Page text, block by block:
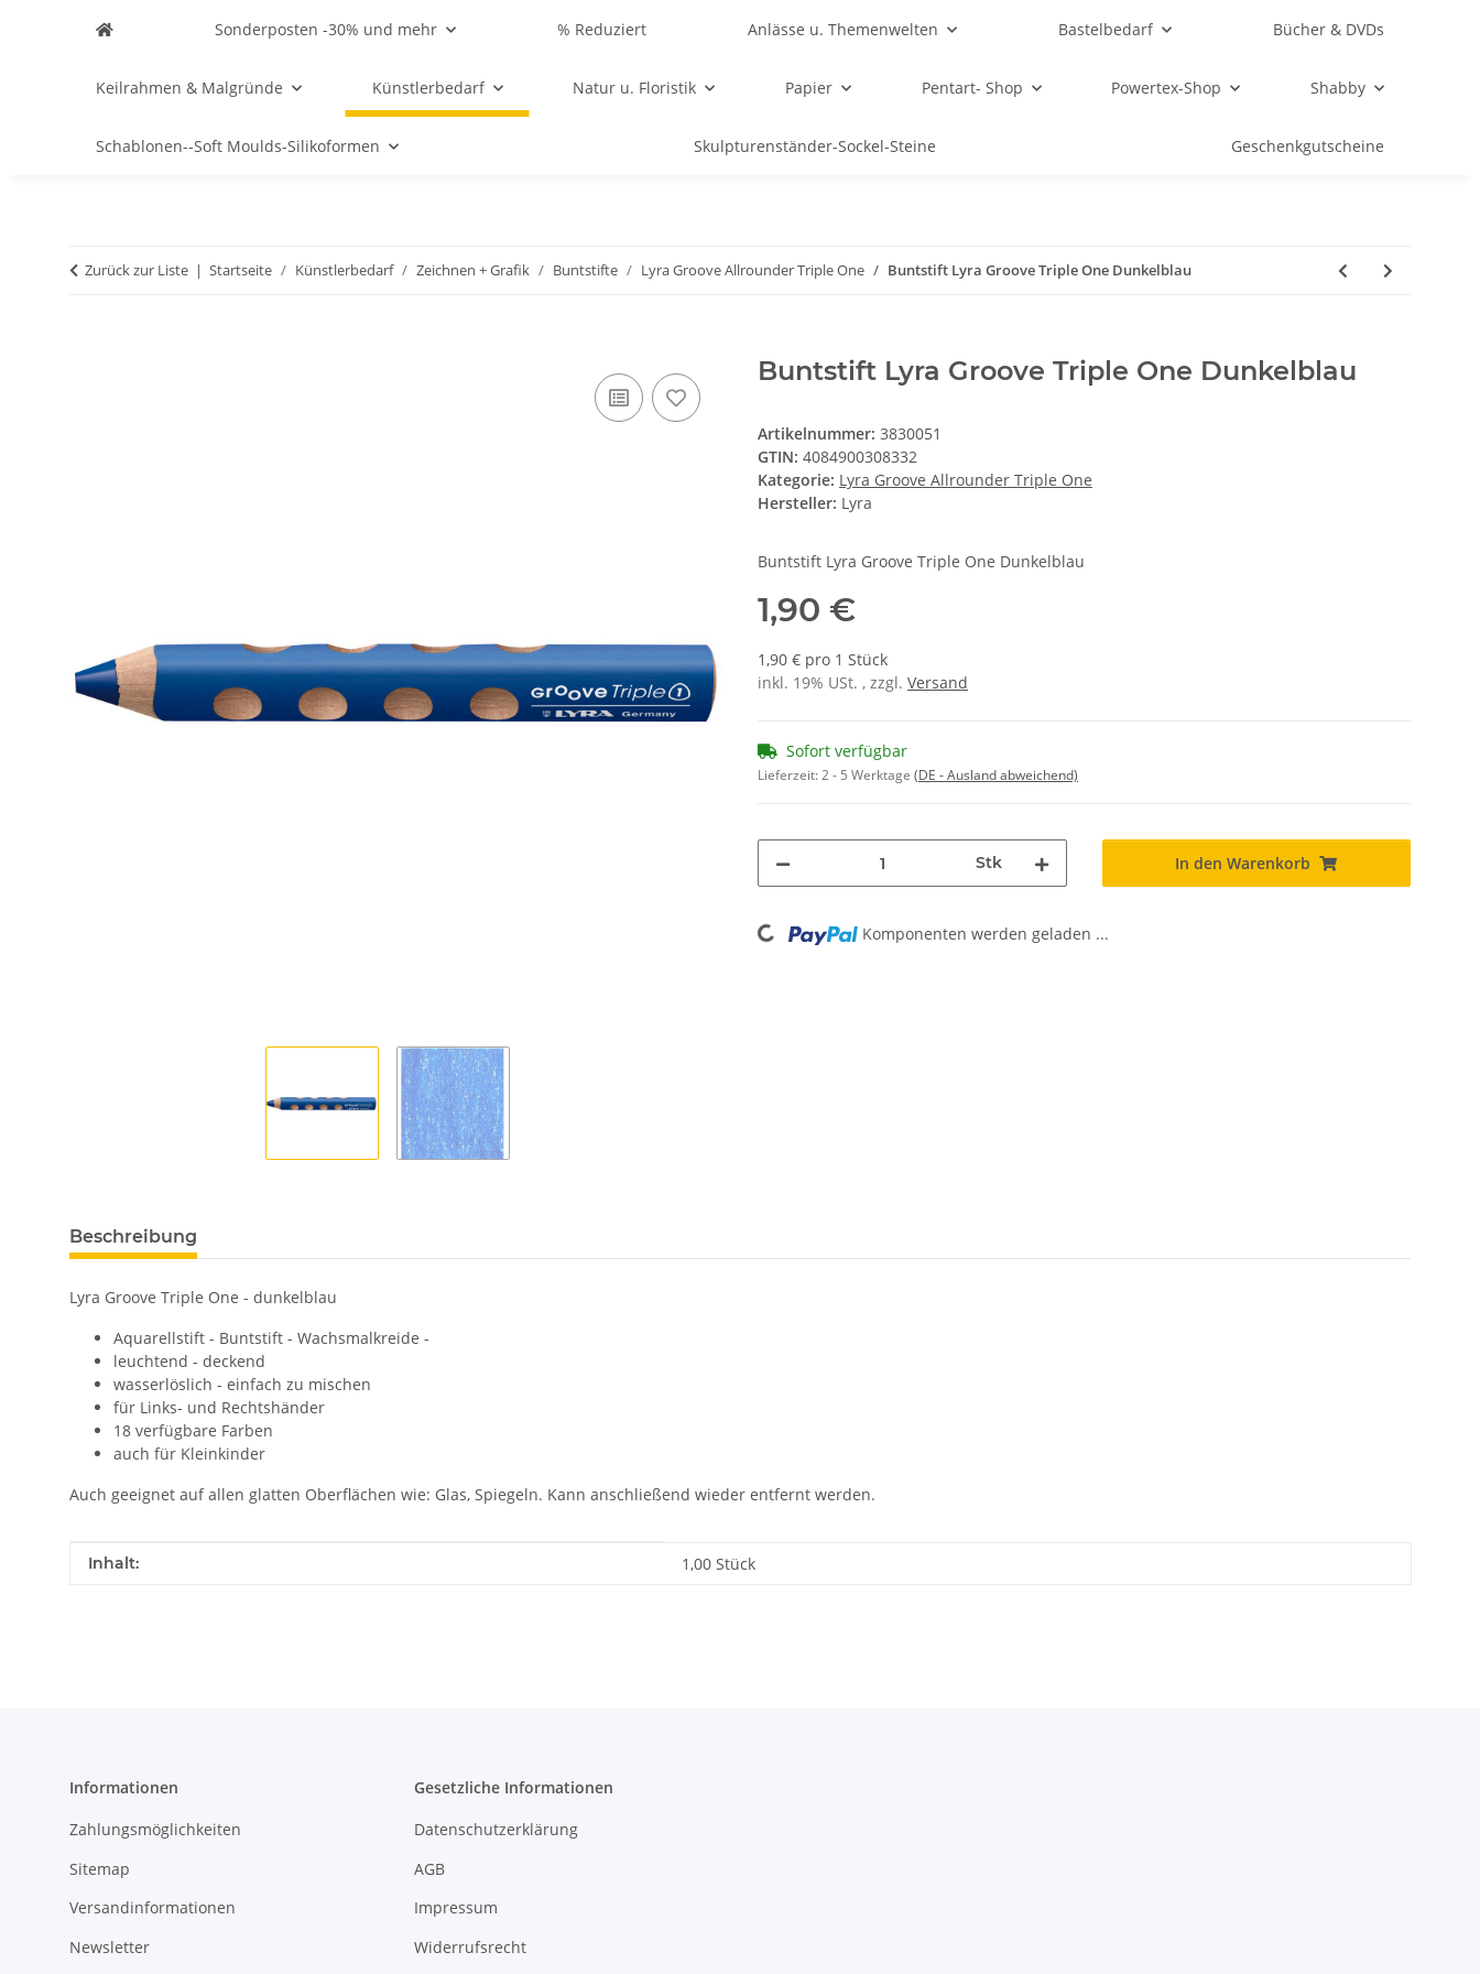
Sonderposten -30% und mehr % Reduziert Anlässe u. Themenwelten Bastelbedarf Bücher & DVDs
Keilrahmen & Malgründe Künstlerbedarf Natur u. Floristik Papier Pentart- Shop Powertex-Shop Shabby
Schablonen--Soft Moulds-Silikoformen Skulpturenständer-Sockel-Steine Geschenkgutscheine
Zurück zur Liste Startseite Künstlerbedarf Zeichnen + Grafik Buntstifte Lyra Groove Allrounder Triple One Buntstift Lyra Groove Triple One Dunkelblau
Buntstift Lyra Groove Triple One Dunkelblau
Artikelnummer: 3830051
GTIN: 4084900308332
Kategorie: Lyra Groove Allrounder Triple One
Hersteller: Lyra
Buntstift Lyra Groove Triple One Dunkelblau
1,90 €
1,90 € pro 1 Stück
inkl. 19% USt. , zzgl. Versand
Sofort verfügbar
Lieferzeit:2 - 5 Werktage (DE - Ausland abweichend)
Stk In den Warenkorb
Loading... Komponenten werden geladen ...
Beschreibung
Lyra Groove Triple One - dunkelblau
Aquarellstift - Buntstift - Wachsmalkreide -
leuchtend - deckend
wasserlöslich - einfach zu mischen
für Links- und Rechtshänder
18 verfügbare Farben
auch für Kleinkinder
Auch geeignet auf allen glatten Oberflächen wie: Glas, Spiegeln. Kann anschließend wieder entfernt werden.
Produkteigenschaft
Wert
Inhalt: 1,00 Stück
Informationen
Zahlungsmöglichkeiten
Sitemap
Versandinformationen
Newsletter
Gesetzliche Informationen
Datenschutzerklärung
AGB
Impressum
Widerrufsrecht